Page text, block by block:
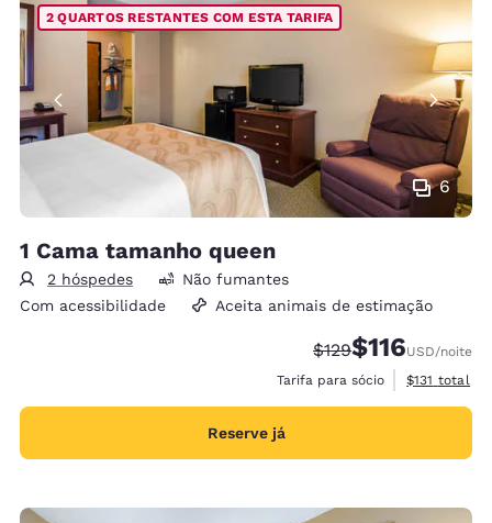
6
2 QUARTOS RESTANTES COM ESTA TARIFA
1 Cama tamanho queen
2 hóspedes
Não fumantes
Com acessibilidade
Aceita animais de estimação
Tarifa anterior
$129Tarifa com
$116USD/noite
Tarifa para sócio
Exibir
$131 total
Reserve já